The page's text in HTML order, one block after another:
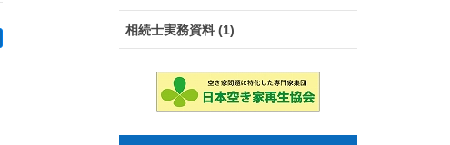
相続士実務資料 (1)